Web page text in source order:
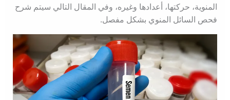
المنوية، حركتها، أعدادها وغيره، وفي المقال التالي سيتم شرح
فحص السائل المنوي بشكل مفصل.